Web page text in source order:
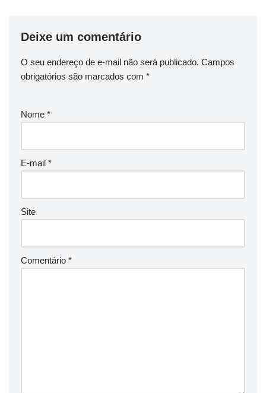
Deixe um comentário
O seu endereço de e-mail não será publicado. Campos
obrigatórios são marcados com *
Nome *
E-mail *
Site
Comentário *